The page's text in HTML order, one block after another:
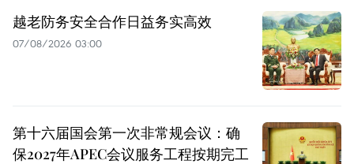
越老防务安全合作日益务实高效
07/08/2026 03:00
第十六届国会第一次非常规会议：确
保2027年APEC会议服务工程按期完工